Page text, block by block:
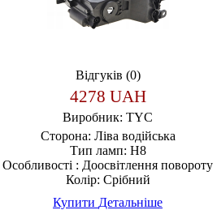
Відгуків (0)
4278 UAH
Виробник: TYC
Сторона: Ліва водійська
Тип ламп: H8
Особливості : Доосвітлення повороту
Колір: Срібний
Купити Детальніше